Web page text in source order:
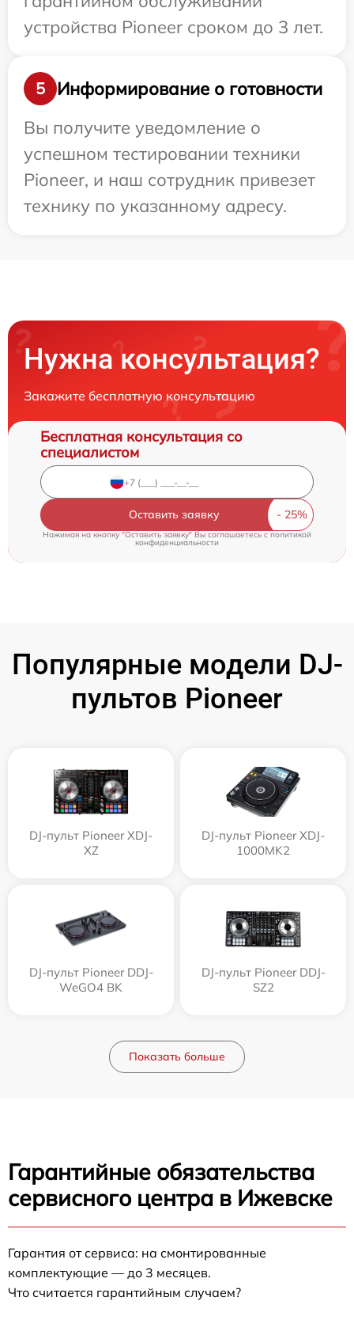
устройства Pioneer сроком до 3 лет.
5
Информирование о готовности
Вы получите уведомление о
успешном тестировании техники
Pioneer, и наш сотрудник привезет
технику по указанному адресу.
Нужна консультация?
Закажите бесплатную консультацию
Бесплатная консультация со
специалистом
Оставить заявку
Нажимая на кнопку "Оставить заявку" Вы соглашаетесь c политикой
конфиденциальности
Популярные модели DJ-
пультов Pioneer
DJ-пульт Pioneer XDJ-
XZ
DJ-пульт Pioneer XDJ-
1000MK2
DJ-пульт Pioneer DDJ-
WeGO4 BK
DJ-пульт Pioneer DDJ-
SZ2
Показать больше
Гарантийные обязательства
сервисного центра в Ижевске
Гарантия от сервиса: на смонтированные
комплектующие — до 3 месяцев.
Что считается гарантийным случаем?